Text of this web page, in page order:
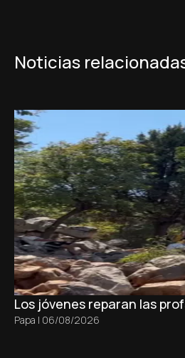
Noticias
Los jóvenes reparan las
Papa | 06/08/2026